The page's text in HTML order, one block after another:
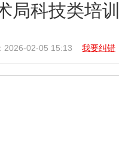
局科技类培
2026-02-05 15:13 我要纠错